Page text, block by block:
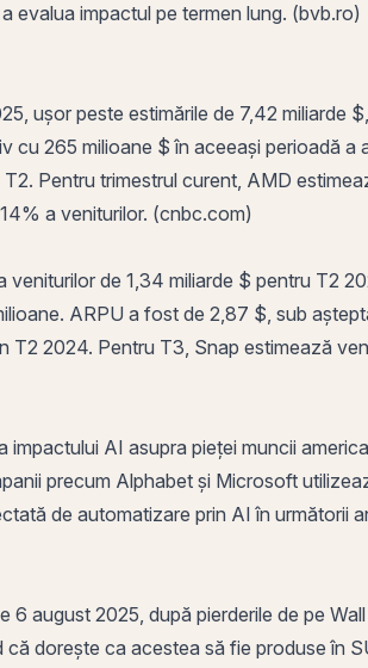
evalua impactul pe termen lung. (bvb.ro)
ușor peste estimările de 7,42
cu 265 milioane $ în aceeași perioadă
Pentru trimestrul curent, AMD
a veniturilor. (cnbc.com)
de 1,34 miliarde $ pentru T2
ARPU a fost de 2,87 $, sub
2024. Pentru T3, Snap estimează
AI asupra pieței muncii
precum Alphabet și Microsoft
de automatizare prin AI în următorii
august 2025, după pierderile de pe
dorește ca acestea să fie produse în